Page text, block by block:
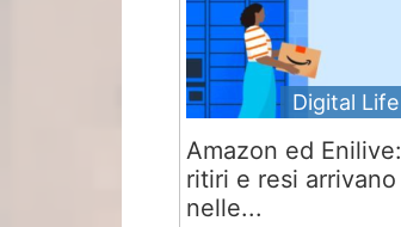
Digital Life
Amazon ed Enilive:
ritiri e resi arrivano
nelle...